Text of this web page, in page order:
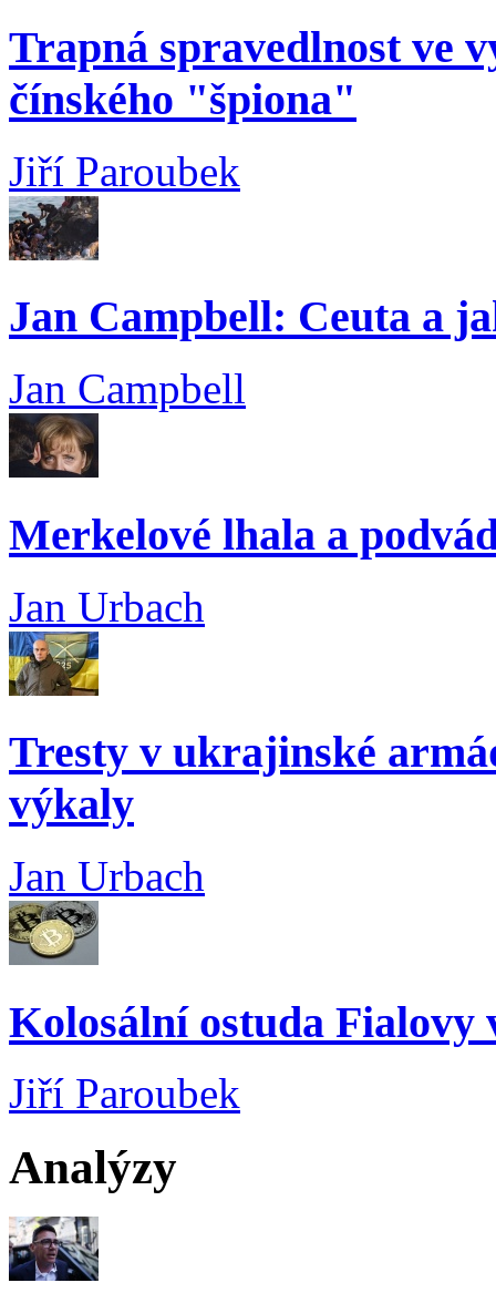
Trapná spravedlnost ve
čínského "špiona"
Jiří Paroubek
Jan Campbell: Ceuta a
Jan Campbell
Merkelové lhala a
Jan Urbach
Tresty v ukrajinské
výkaly
Jan Urbach
Kolosální ostuda Fialovy
Jiří Paroubek
Analýzy